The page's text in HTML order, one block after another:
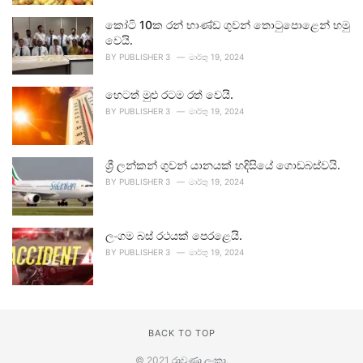
කෝටි 10ක රන් භාණ්ඩ ගුවන් තොටුපොළෙන් හමු
වෙයි.
BY PUBLISHER 3 මාර්තු 19, 2024
හෙටත් මුළු රටම රත් වෙයි.
BY PUBLISHER 3 මාර්තු 19, 2024
ශ්‍රී ලන්කන් ගුවන් යානයක් හදිසියේ ගොඩබස්වයි.
BY PUBLISHER 3 මාර්තු 19, 2024
ලංගම බස් රථයක් පෙරළෙයි.
BY PUBLISHER 3 මාර්තු 19, 2024
BACK TO TOP
© 2021 රාවණා ලංකා.